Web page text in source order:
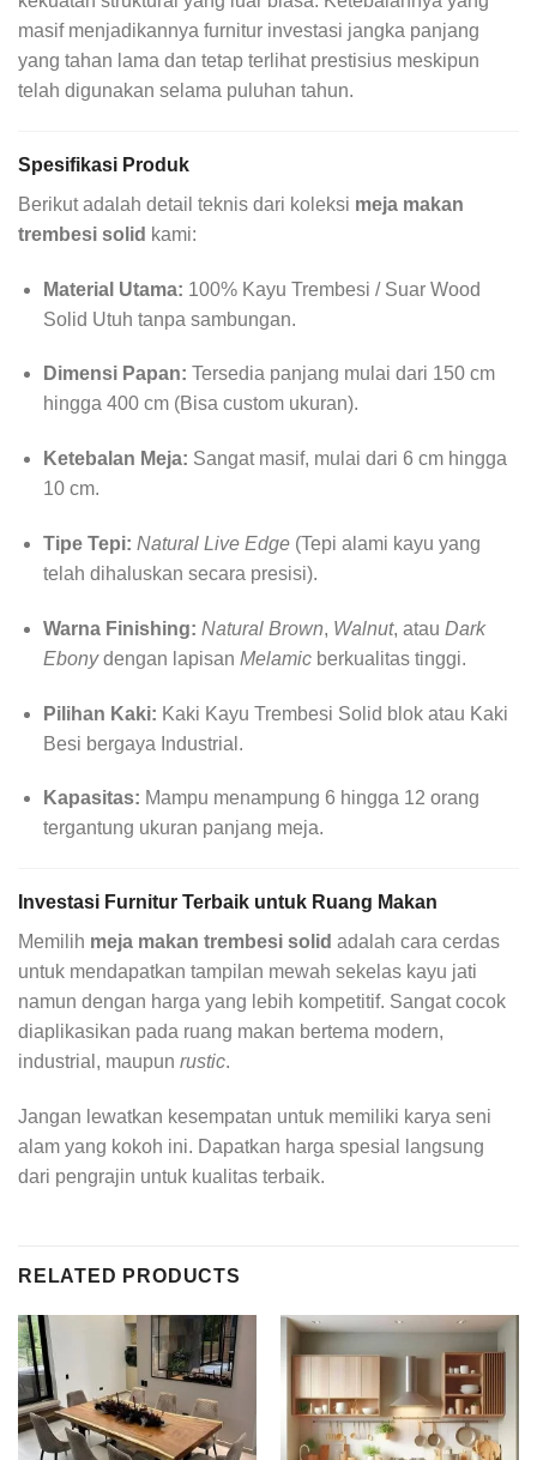
masif menjadikannya furnitur investasi jangka panjang
yang tahan lama dan tetap terlihat prestisius meskipun
telah digunakan selama puluhan tahun.
Spesifikasi Produk
Berikut adalah detail teknis dari koleksi meja makan
trembesi solid kami:
Material Utama: 100% Kayu Trembesi / Suar Wood
Solid Utuh tanpa sambungan.
Dimensi Papan: Tersedia panjang mulai dari 150 cm
hingga 400 cm (Bisa custom ukuran).
Ketebalan Meja: Sangat masif, mulai dari 6 cm hingga
10 cm.
Tipe Tepi: Natural Live Edge(Tepi alami kayu yang
telah dihaluskan secara presisi).
Warna Finishing: Natural Brown, Walnut, atau Dark
Ebonydengan lapisan Melamicberkualitas tinggi.
Pilihan Kaki: Kaki Kayu Trembesi Solid blok atau Kaki
Besi bergaya Industrial.
Kapasitas: Mampu menampung 6 hingga 12 orang
tergantung ukuran panjang meja.
Investasi Furnitur Terbaik untuk Ruang Makan
Memilih meja makan trembesi solid adalah cara cerdas
untuk mendapatkan tampilan mewah sekelas kayu jati
namun dengan harga yang lebih kompetitif. Sangat cocok
diaplikasikan pada ruang makan bertema modern,
industrial, maupun rustic.
Jangan lewatkan kesempatan untuk memiliki karya seni
alam yang kokoh ini. Dapatkan harga spesial langsung
dari pengrajin untuk kualitas terbaik.
RELATED PRODUCTS